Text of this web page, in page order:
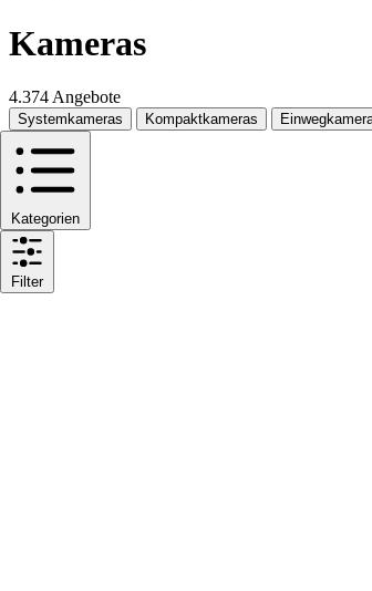
Kameras
4.374 Angebote
Systemkameras Kompaktkameras
Kategorien
Filter